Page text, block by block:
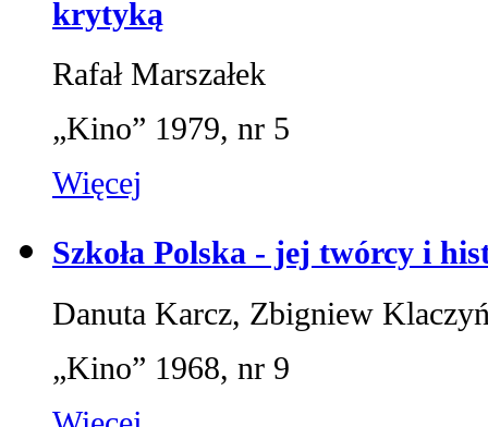
krytyką
Rafał Marszałek
„Kino” 1979, nr 5
Więcej
Szkoła Polska - jej twórcy i
Danuta Karcz, Zbigniew
„Kino” 1968, nr 9